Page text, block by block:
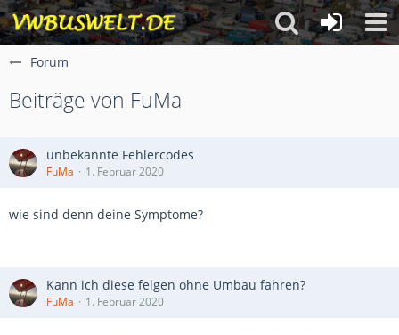
Forum
Beiträge von FuMa
unbekannte Fehlercodes
FuMa 1. Februar 2020
wie sind denn deine Symptome?
Kann ich diese felgen ohne Umbau fahren?
FuMa 1. Februar 2020